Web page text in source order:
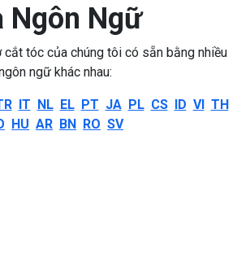
Ngôn Ngữ
tóc của chúng tôi có sẵn bằng nhiều
ngữ khác nhau:
IT NL EL PT JA PL CS ID VI TH
HU AR BN RO SV